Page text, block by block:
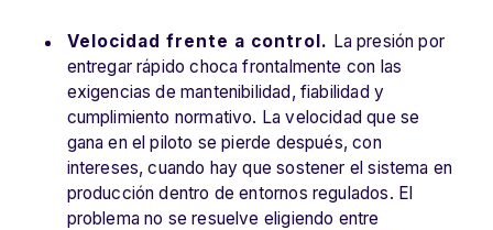
Velocidad frente a control. La presión por
entregar rápido choca frontalmente con las
exigencias de mantenibilidad, fiabilidad y
cumplimiento normativo. La velocidad que se
gana en el piloto se pierde después, con
intereses, cuando hay que sostener el sistema en
producción dentro de entornos regulados. El
problema no se resuelve eligiendo entre